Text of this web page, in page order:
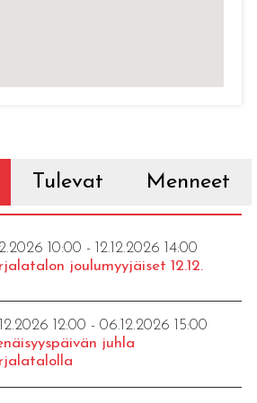
Tulevat Menneet
10:00 - 12.12.2026 14:00
joulumyyjäiset 12.12.
12:00 - 06.12.2026 15:00
juhla